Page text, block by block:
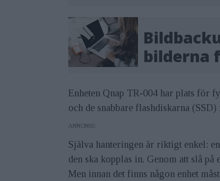
bilderna
Enheten Qnap TR-004 har plats för
och de snabbare flashdiskarna
ANNONS
Själva hanteringen är riktigt enkel:
den ska kopplas in. Genom att slå på
Men innan det finns någon enhet